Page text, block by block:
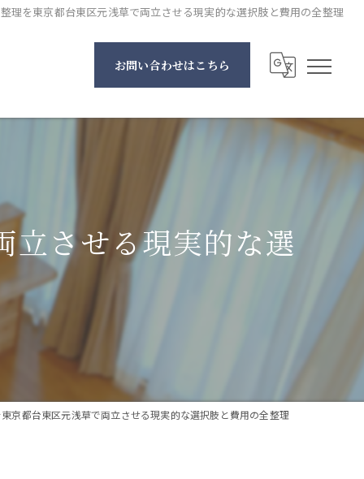
理を東京都台東区元浅草で両立させる現実的な選択肢と費用の全整理
お問い合わせはこちら
立させる現実的な選
京都台東区元浅草で両立させる現実的な選択肢と費用の全整理